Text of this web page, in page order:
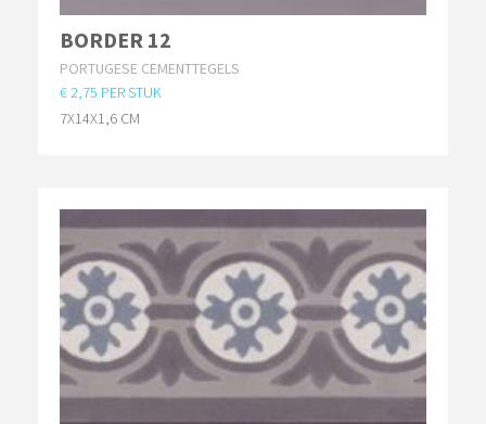
BORDER 12
PORTUGESE CEMENTTEGELS
€ 2,75 PER STUK
7X14X1,6 CM